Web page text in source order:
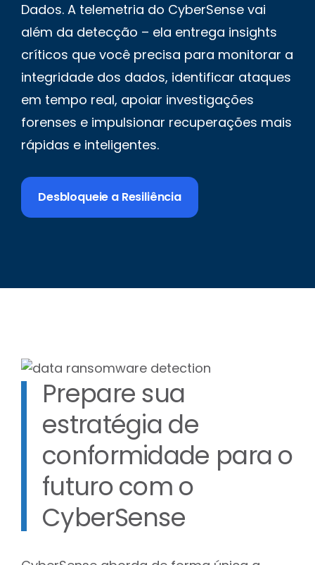
Dados. A telemetria do CyberSense vai
além da detecção – ela entrega insights
críticos que você precisa para monitorar a
integridade dos dados, identificar ataques
em tempo real, apoiar investigações
forenses e impulsionar recuperações mais
rápidas e inteligentes.
Desbloqueie a Resiliência
Prepare sua
estratégia de
conformidade para o
futuro com o
CyberSense